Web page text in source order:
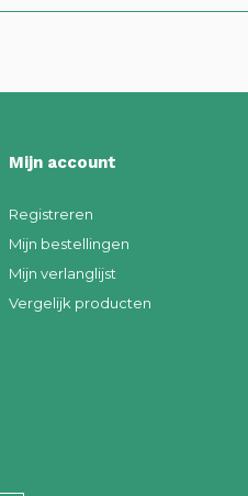
Mijn account
Registreren
Mijn bestellingen
Mijn verlanglijst
Vergelijk producten